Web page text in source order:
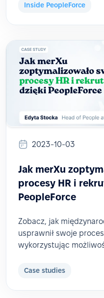
Inside PeopleForce
2023-10-03
Jak merXu
procesy HR i
PeopleForce
Zobacz, jak
usprawnił swoje
wykorzystując
Case studies